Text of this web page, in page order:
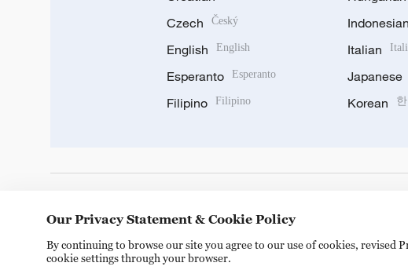
Czech Český
English English
Esperanto Esperanto
Filipino Filipino
Indonesian
Italian
Japanese
Korean
Our Privacy Statement & Cookie Policy
By continuing to browse our site you agree to our use of cookies, revised
cookie settings through your browser.